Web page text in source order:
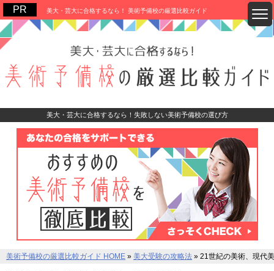
美大・芸大に合格するなら！ 美術予備校の厳選比較ガイド
美大・芸大に合格するなら！失敗しない美術予備校の選び方
美術予備校の厳選比較ガイド HOME » 美大受験の攻略法 » 21世紀の美術、現代